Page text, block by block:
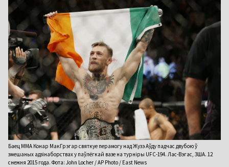
Баец ММА Конар МакГрэгар святкуе перамогу над Жузэ Аўду падчас двубою ў
змешаных адзінаборствах у паўлёгкай вазе на турніры UFC-194. Лас-Вэгас, ЗША. 12
снежня 2015 года. Фота: John Locher / AP Photo / East News